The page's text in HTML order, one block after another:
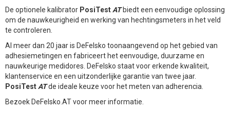
De optionele kalibrator PosiTest ATbiedt een eenvoudige oplossing
om de nauwkeurigheid en werking van hechtingsmeters in het veld
te controleren.
Al meer dan 20 jaar is DeFelsko toonaangevend op het gebied van
adhesiemetingen en fabriceert het eenvoudige, duurzame en
nauwkeurige medidores. DeFelsko staat voor erkende kwaliteit,
klantenservice en een uitzonderlijke garantie van twee jaar.
PosiTest ATde ideale keuze voor het meten van adherencia.
Bezoek DeFelsko.AT voor meer informatie.